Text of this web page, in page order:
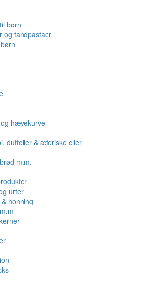
børn
og tandpastaer
hævekurve
duftolier & æteriske olier
m.m.
urter
honning